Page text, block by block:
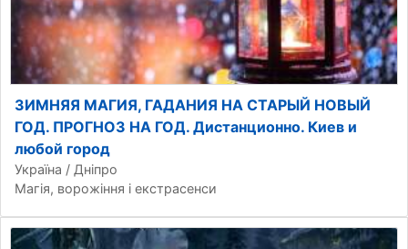
ЗИМНЯЯ МАГИЯ, ГАДАНИЯ НА СТАРЫЙ НОВЫЙ
ГОД. ПРОГНОЗ НА ГОД. Дистанционно. Киев и
любой город
Україна / Дніпро
Магія, ворожіння і екстрасенси